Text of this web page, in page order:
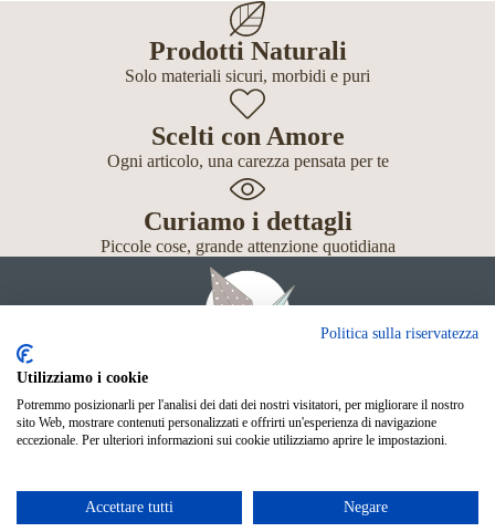
Prodotti Naturali
Solo materiali sicuri, morbidi e puri
Scelti con Amore
Ogni articolo, una carezza pensata per te
Curiamo i dettagli
Piccole cose, grande attenzione quotidiana
Giochi
Neonato
Shop Online
© Mille Gru di Sofia Calore. P.IVA 05033240283
Politica sulla riservatezza
Utilizziamo i cookie
Potremmo posizionarli per l'analisi dei dati dei nostri visitatori, per migliorare il nostro
sito Web, mostrare contenuti personalizzati e offrirti un'esperienza di navigazione
eccezionale. Per ulteriori informazioni sui cookie utilizziamo aprire le impostazioni.
Accettare tutti Negare